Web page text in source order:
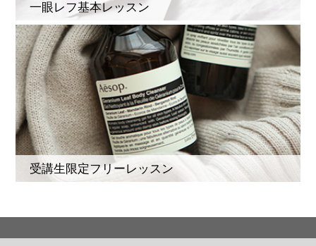
一眼レフ基本レッスン
受講生限定フリーレッスン